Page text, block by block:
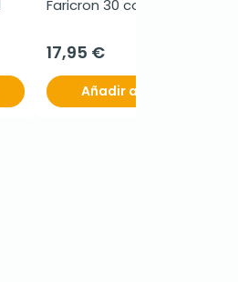
Faricron 30 comprimidos
17,95 €
Añadir al carrito